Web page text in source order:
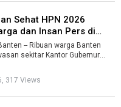
Sehat HPN 2026
dan Insan Pers di
-- Ribuan warga Banten
sekitar Kantor Gubernur
317 Views